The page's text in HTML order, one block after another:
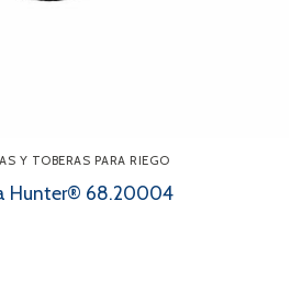
Y TOBERAS PARA RIEGO
Hunter® 68.20004